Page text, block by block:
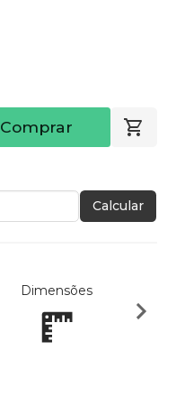
Comprar
Calcular
Dimensões